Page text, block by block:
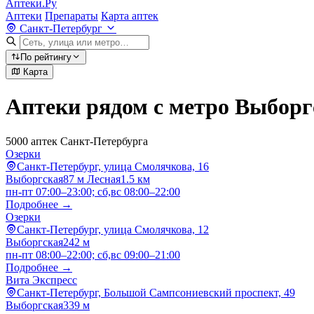
Аптеки.Ру
Аптеки Препараты Карта аптек
Санкт-Петербург
По рейтингу
Карта
Аптеки рядом с метро
5000 аптек Санкт-Петербурга
Озерки
Санкт-Петербург, улица Смолячкова, 16
Выборгская87 м Лесная1.5 км
пн-пт 07:00–23:00; сб,вс 08:00–22:00
Подробнее →
Озерки
Санкт-Петербург, улица Смолячкова, 12
Выборгская242 м
пн-пт 08:00–22:00; сб,вс 09:00–21:00
Подробнее →
Вита Экспресс
Санкт-Петербург, Большой Сампсониевский проспект, 49
Выборгская339 м